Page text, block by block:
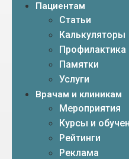
Пациентам
Статьи
Калькуляторы
Памятки
Услуги
Врачам и клиникам
Мероприятия
Курсы и
Рейтинги
Реклама